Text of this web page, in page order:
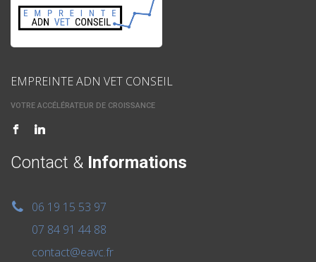
EMPREINTE ADN VET CONSEIL
VOTRE ACCÉLÉRATEUR DE CROISSANCE
Contact & Informations
06 19 15 53 97
07 84 91 44 88
contact@eavc.fr